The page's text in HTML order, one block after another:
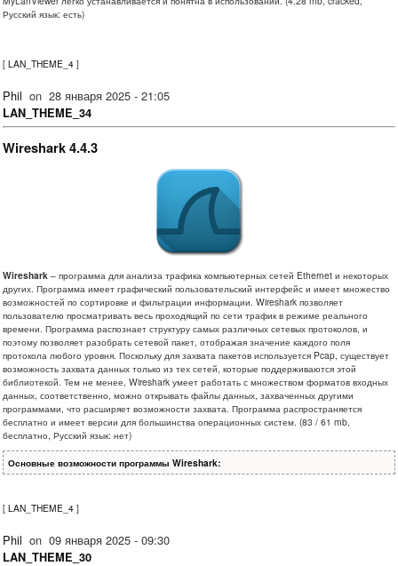
Русский язык: есть)
[ LAN_THEME_4 ]
Phil on 28 января 2025 - 21:05
LAN_THEME_34
Wireshark 4.4.3
Wireshark – программа для анализа трафика компьютерных сетей Ethernet и некоторых
других. Программа имеет графический пользовательский интерфейс и имеет множество
возможностей по сортировке и фильтрации информации. Wireshark позволяет
пользователю просматривать весь проходящий по сети трафик в режиме реального
времени. Программа распознает структуру самых различных сетевых протоколов, и
поэтому позволяет разобрать сетевой пакет, отображая значение каждого поля
протокола любого уровня. Поскольку для захвата пакетов используется Pcap, существует
возможность захвата данных только из тех сетей, которые поддерживаются этой
библиотекой. Тем не менее, Wireshark умеет работать с множеством форматов входных
данных, соответственно, можно открывать файлы данных, захваченных другими
программами, что расширяет возможности захвата. Программа распространяется
бесплатно и имеет версии для большинства операционных систем. (83 / 61 mb,
бесплатно, Русский язык: нет)
Основные возможности программы Wireshark:
[ LAN_THEME_4 ]
Phil on 09 января 2025 - 09:30
LAN_THEME_30